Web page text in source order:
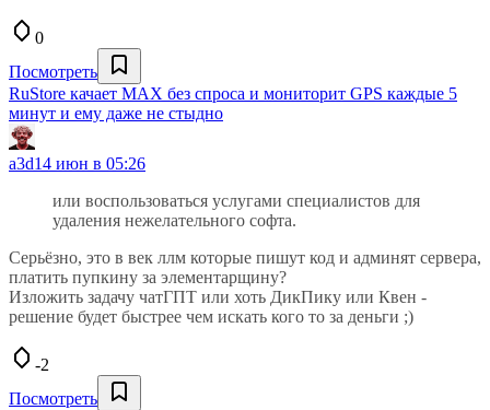
0
Посмотреть
RuStore качает MAX без спроса и мониторит GPS каждые 5
минут и ему даже не стыдно
a3d14 июн в 05:26
или воспользоваться услугами специалистов для
удаления нежелательного софта.
Серьёзно, это в век ллм которые пишут код и админят сервера,
платить пупкину за элементарщину?
Изложить задачу чатГПТ или хоть ДикПику или Квен -
решение будет быстрее чем искать кого то за деньги ;)
-2
Посмотреть